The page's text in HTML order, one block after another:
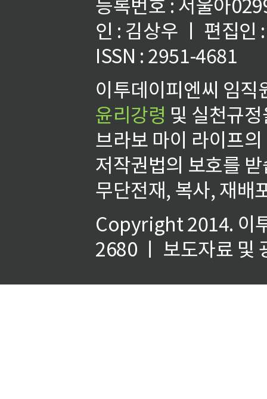
인 : 김상우 ㅣ 편집인
ISSN : 2951-4681
이투데이피엔씨 임
윤리강령 및 실천규
브라보 마이 라이프
저작권법의 보호를
무단전재, 복사, 재배
Copyright 2014. 이
2680 ㅣ 보도자료